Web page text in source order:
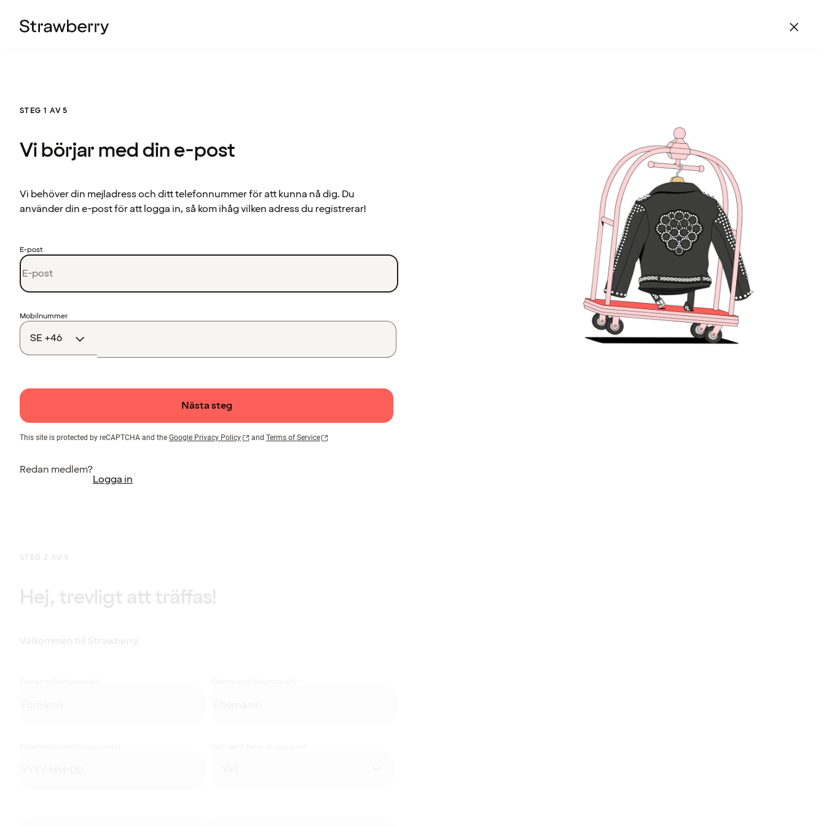
STEG 1 AV 5
Vi börjar med din e-post
Vi behöver din mejladress och ditt telefonnummer för att kunna nå dig. Du
använder din e-post för att logga in, så kom ihåg vilken adress du registrerar!
E-post
Landskod
Mobilnummer
Nästa steg
This site is protected by reCAPTCHA and the Google Privacy Policy and Terms of Service
Redan medlem?
Logga in
STEG 2 AV 5
Hej, trevligt att träffas!
Välkommen till Strawberry.